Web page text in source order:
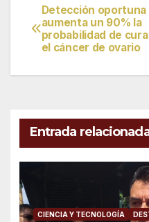
Navegación
de
entradas
Detección oportuna
aumenta un 90% la
probabilidad de
el cáncer de ovario
Entrada
CIENCIA Y TECNOLOGÍA